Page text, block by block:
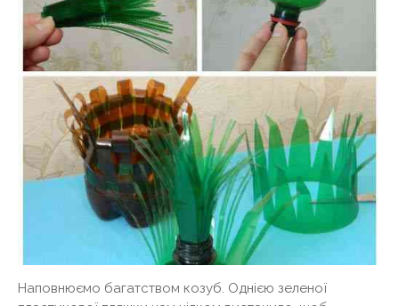
Наповнюємо багатством козуб. Однією зеленої